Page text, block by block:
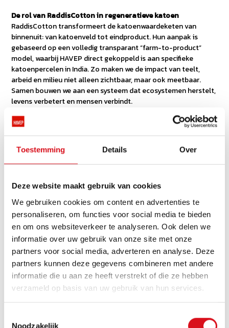
Toestemming Details Over
Deze website maakt gebruik van cookies
We gebruiken cookies om content en advertenties te
personaliseren, om functies voor social media te bieden
en om ons websiteverkeer te analyseren. Ook delen we
informatie over uw gebruik van onze site met onze
partners voor social media, adverteren en analyse. Deze
partners kunnen deze gegevens combineren met andere
informatie die u aan ze heeft verstrekt of die ze hebben
verzameld op basis van uw gebruik van hun services.
Noodzakelijk
De rol van RaddisCotton in regeneratieve katoen
RaddisCotton transformeert de katoenwaardeketen van
binnenuit: van katoenveld tot eindproduct. Hun aanpak is
gebaseerd op een volledig transparant “farm-to-product”
model, waarbij HAVEP direct gekoppeld is aan specifieke
katoenpercelen in India. Zo maken we de impact van teelt,
arbeid en milieu niet alleen zichtbaar, maar ook meetbaar.
Samen bouwen we aan een systeem dat ecosystemen herstelt,
levens verbetert en mensen verbindt.
INTERVIEW MET KEES TIMMERMANS EN ELS DE RIDDER DIE IN
belangrijk voor HAVEP?
Kees Timmermans:
We weten al langer dat katoen een van de grootste factoren is
in de milieu-impact van onze producten. Maar door echt naar
de bron te gaan, met de mensen te spreken en de
omstandigheden met eigen ogen te zien, krijg je een compleet
ander beeld. Dit helpt ons om weloverwogen keuzes te maken
in hoe we onze katoeninkoop eerlijker en duurzamer kunnen
maken.
Kun je iets vertellen over de boeren die jullie hebben
Els de Ridder:
Wat ons meteen opviel, was hoe groot de afhankelijkheid van